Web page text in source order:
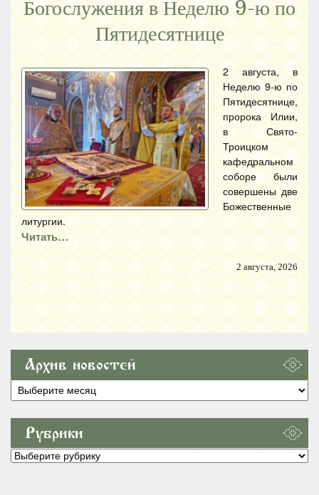
Богослужения в Неделю 9-ю по
Пятидесятнице
2 августа, в
Неделю 9-ю по
Пятидесятнице,
пророка Илии,
в Свято-
Троицком
кафедральном
соборе были
совершены две
Божественные
литургии.
Читать…
2 августа, 2026
Архив новостей
Архив
новостей
Рубрики
Рубрики